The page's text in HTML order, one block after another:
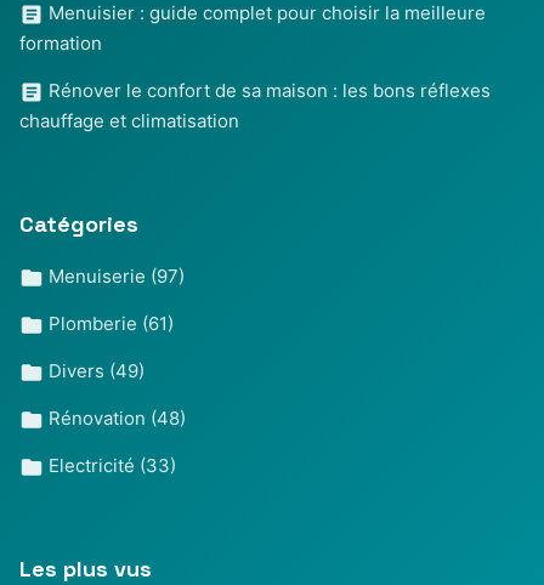
Menuisier : guide complet pour choisir la meilleure
formation
Rénover le confort de sa maison : les bons réflexes
chauffage et climatisation
Catégories
Menuiserie (97)
Plomberie (61)
Divers (49)
Rénovation (48)
Electricité (33)
Les plus vus